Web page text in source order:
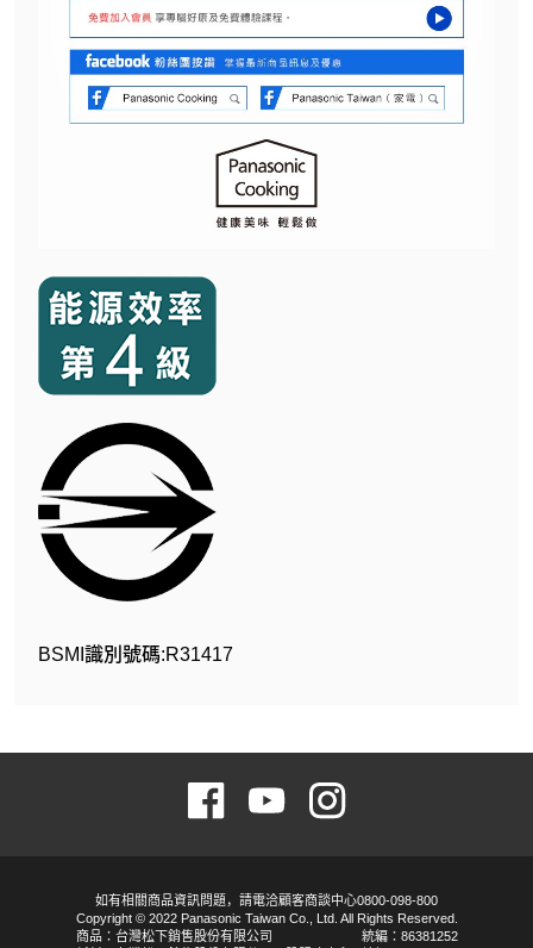
BSMI識別號碼:R31417
如有相關商品資訊問題，請電洽顧客商談中心0800-098-800
Copyright © 2022 Panasonic Taiwan Co., Ltd. All Rights Reserved.
商品：台灣松下銷售股份有限公司
統編：86381252